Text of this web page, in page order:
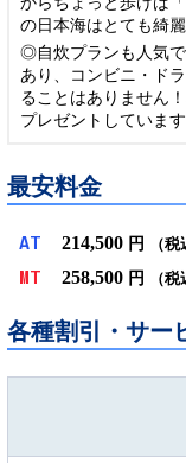
の日本海はとても綺麗
◎自炊プランも人気
あり、コンビニ・ド
ることはありません
プレゼントしています
最安料金
AT 214,500 円 （税
MT 258,500 円 （税
各種割引・サー